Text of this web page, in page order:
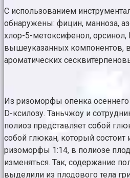
С использованием
обнаружены: фицин, манноза,
хлор-5-метоксифенол, орсинол,
вышеуказанных компонентов,
ароматических
Из ризоморфы опёнка осеннего
D-ксилозу. Таньчжоу и
полиоз представляет собой
собой глюкан, который
ризоморфы 1:14, в полиозе
изменяться. Так, содержание
выделили из плодового тела